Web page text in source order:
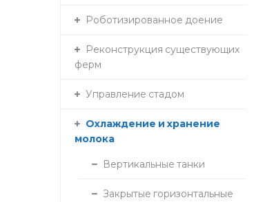
Роботизированное доение
Реконструкция существующих
ферм
Управление стадом
Охлаждение и хранение
молока
Вертикальные танки
Закрытые горизонтальные